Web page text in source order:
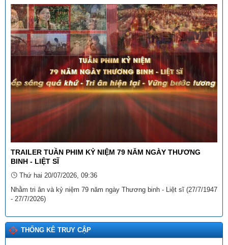
Tên:(BÀI TRUYỀN THÔNG DỰ THẢO NGHỊ QUYẾT QUY
ĐỊNH NỘI DUNG, MỨC CHI MỘT SỐ HOẠT ĐỘNG VĂN HÓA,
NGHỆ THUẬT TRÊN ĐỊA BÀN TỈNH LAI CHÂU)
Ngày ban hành: (12/11/2025)
Số:15/2025/TT-BTP
Tên:
(THÔNG TƯ Hướng dẫn thi hành Quyết định số
27/2025/QĐ-TTg ngày 04 tháng 8 năm 2025 của Thủ tướng
Chính phủ quy định về xã, phường, đặc khu đạt chuẩn tiếp cận
pháp luật)
Ngày ban hành: (29/09/2025)
Số: 3046/SVHTTDL-VP
Tên:(V/v triển khai thực hiện Thông tư số 98/2025/TT-BTC
ngày 27 tháng 10 năm 2025 của Bộ trưởng Bộ Tài chính)
Ngày ban hành: (06/11/2025)
Tên:(Danh sách dự kiến xếp hạng “Khách sạn tiêu biểu không
thuốc lá” lần thứ I - năm 2025)
Ngày ban hành: (18/12/2025)
khen thưởng về Dân quân tự vệ)
Ngày ban hành: (22/12/2025)
TRAILER TUẦN PHIM KỶ NIỆM 79 NĂM NGÀY THƯƠNG
BINH - LIỆT SĨ
Thứ hai 20/07/2026, 09:36
Nhằm tri ân và kỷ niệm 79 năm ngày Thương binh - Liệt sĩ (27/7/1947
- 27/7/2026)
THỐNG KÊ TRUY CẬP